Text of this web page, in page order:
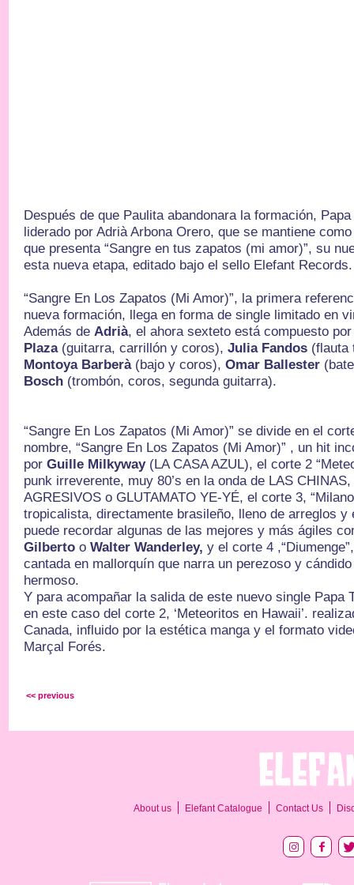
Después de que Paulita abandonara la formación,
liderado por Adrià Arbona Orero, que se mantiene
que presenta “Sangre en tus zapatos (mi amor)”, su
esta nueva etapa, editado bajo el sello Elefant Records.
“Sangre En Los Zapatos (Mi Amor)”, la primera
nueva formación, llega en forma de single limitado en
Además de Adrià, el ahora sexteto está compuesto
Plaza(guitarra, carrillón y coros), Julia Fandos(flauta
Montoya Barberà(bajo y coros), Omar Ballester
Bosch(trombón, coros, segunda guitarra).
“Sangre En Los Zapatos (Mi Amor)” se divide en el
nombre, “Sangre En Los Zapatos (Mi Amor)” , un hit
por Guille Milkyway(LA CASA AZUL), el corte 2
punk irreverente, muy 80’s en la onda de LAS
AGRESIVOS o GLUTAMATO YE-YÉ, el corte 3,
tropicalista, directamente brasileño, lleno de arreglos y
puede recordar algunas de las mejores y más ágiles
Gilbertoo Walter Wanderley, y el corte 4
cantada en mallorquín que narra un perezoso y
hermoso.
Y para acompañar la salida de este nuevo single Papa
en este caso del corte 2, ‘Meteoritos en Hawaii’.
Canada, influido por la estética manga y el formato
Marçal Forés.
<< previous
About us Elefant Catalogue Contact Us